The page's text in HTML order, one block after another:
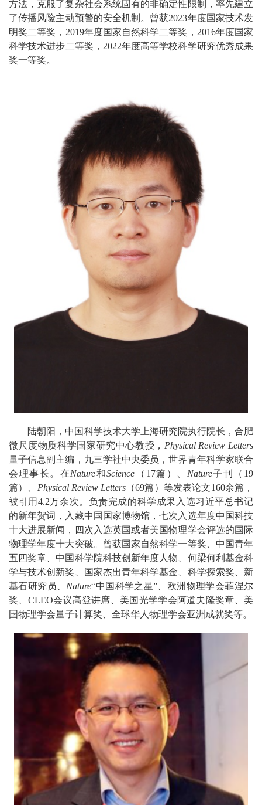
方法，克服了复杂社会系统固有的非确定性限制，率先建立
了传播风险主动预警的安全机制。曾获2023年度国家技术发
明奖二等奖，2019年度国家自然科学二等奖，2016年度国家
科学技术进步二等奖，2022年度高等学校科学研究优秀成果
奖一等奖。
陆朝阳，中国科学技术大学上海研究院执行院长，合肥
微尺度物质科学国家研究中心教授， Physical Review Letters
量子信息副主编，九三学社中央委员，世界青年科学家联合
会理事长。在Nature和Science （17篇）、 Nature子刊（19
篇）、 Physical Review Letters（69篇）等发表论文160余篇，
被引用4.2万余次。负责完成的科学成果入选习近平总书记
的新年贺词，入藏中国国家博物馆，七次入选年度中国科技
十大进展新闻，四次入选英国或者美国物理学会评选的国际
物理学年度十大突破。曾获国家自然科学一等奖、中国青年
五四奖章、中国科学院科技创新年度人物、何梁何利基金科
学与技术创新奖、国家杰出青年科学基金、科学探索奖、新
基石研究员、 Nature“中国科学之星”、欧洲物理学会菲涅尔
奖、CLEO会议高登讲席、美国光学学会阿道夫隆奖章、美
国物理学会量子计算奖、全球华人物理学会亚洲成就奖等。